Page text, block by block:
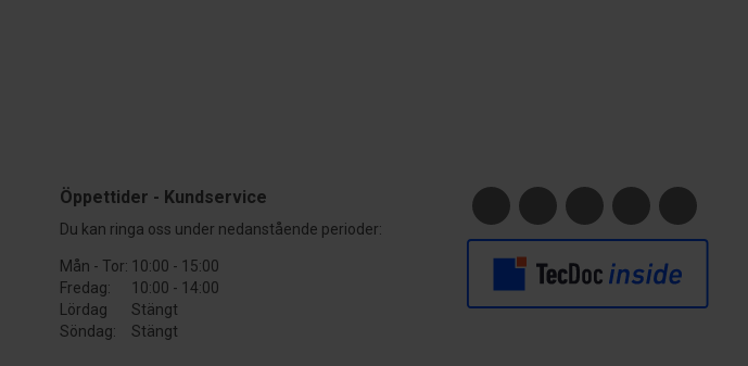
Öppettider - Kundservice
Du kan ringa oss under nedanstående perioder:
Mån - Tor: 10:00 - 15:00
Fredag:
10:00 - 14:00
Lördag
Stängt
Söndag:
Stängt